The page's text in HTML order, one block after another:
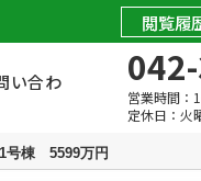
閲覧履
い合わ
営業時間：
定休日：火
号棟 5599万円